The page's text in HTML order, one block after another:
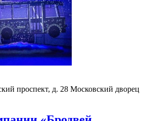
проспект, д. 28 Московский дворец